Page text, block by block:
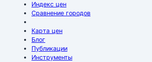
Индекс цен
Сравнение городов
Карта цен
Блог
Публикации
Инструменты